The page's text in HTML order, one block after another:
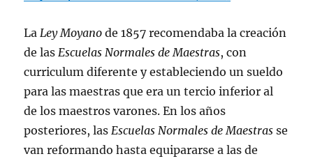
LaLey Moyano de 1857 recomendaba la creación
de lasEscuelas Normales de Maestras, con
curriculum diferente y estableciendo un sueldo
para las maestras que era un tercio inferior al
de los maestros varones. En los años
posteriores, lasEscuelas Normales de Maestras se
van reformando hasta equipararse a las de